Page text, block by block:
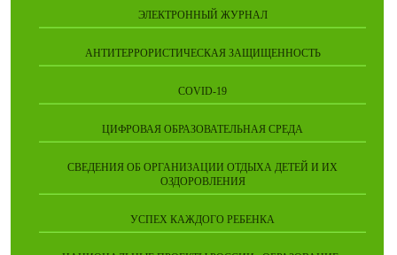
ЭЛЕКТРОННЫЙ ЖУРНАЛ
АНТИТЕРРОРИСТИЧЕСКАЯ ЗАЩИЩЕННОСТЬ
COVID-19
ЦИФРОВАЯ ОБРАЗОВАТЕЛЬНАЯ СРЕДА
СВЕДЕНИЯ ОБ ОРГАНИЗАЦИИ ОТДЫХА ДЕТЕЙ И ИХ
ОЗДОРОВЛЕНИЯ
УСПЕХ КАЖДОГО РЕБЕНКА